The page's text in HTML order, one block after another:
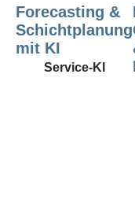
Forecasting &
Schichtplanung
mit KI
Service-KI